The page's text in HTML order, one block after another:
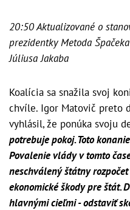
20:50 Aktualizované o
prezidentky Metoda
Júliusa Jakaba
Koalícia sa snažila svoj
chvíle. Igor Matovič preto
vyhlásil, že ponúka svoju
potrebuje pokoj. Toto
Povalenie vlády v tomto
neschválený štátny
ekonomické škody pre štát.
hlavnými cieľmi - odstaviť